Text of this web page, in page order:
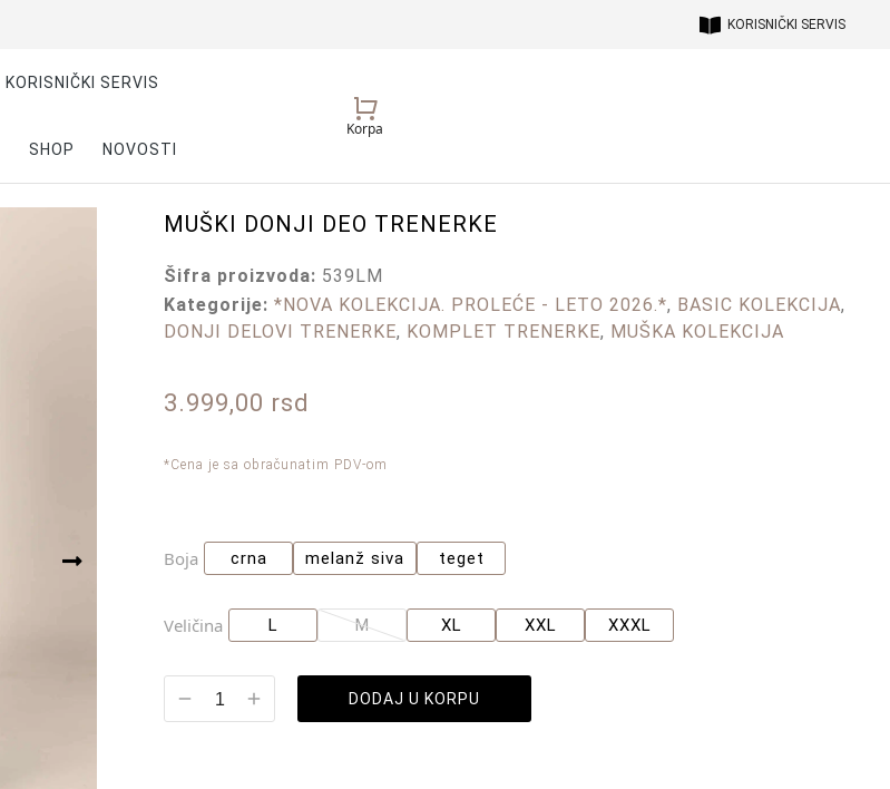
KORISNIČKI SERVIS
KORISNIČKI SERVIS
SHOP NOVOSTI
Vaš
nalog
Korpa
MUŠKI DONJI DEO TRENERKE
Šifra proizvoda: 539LM
Kategorije: *NOVA KOLEKCIJA. PROLEĆE - LETO 2026.*, BASIC KOLEKCIJA,
DONJI DELOVI TRENERKE, KOMPLET TRENERKE, MUŠKA KOLEKCIJA
3.999,00 rsd
*Cena je sa obračunatim PDV-om
Boja crna melanž siva teget
Veličina L M XL XXL XXXL
DODAJ U KORPU